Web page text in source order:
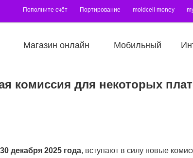
Пополните счёт Портирование moldcell money
Магазин онлайн Мобильный
комиссия для некоторых
30 декабря 2025 года, вступают в силу новые